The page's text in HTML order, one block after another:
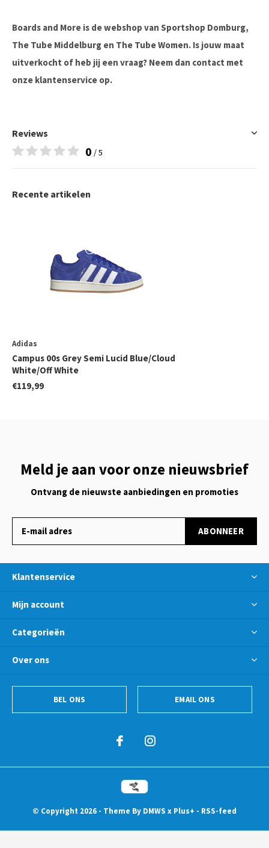
Boards and More is de webshop van Sportshop Domburg,
The Tube Middelburg en The Tube Women. Is jouw maat
uitverkocht of heb jij een vraag? Neem dan contact met
onze klantenservice op.
Reviews
0 / 5
Recente artikelen
Adidas
Campus 00s Grey Semi Lucid Blue/Cloud
White/Off White
€119,99
Meld je aan voor onze nieuwsbrief
Ontvang de nieuwste aanbiedingen en promoties
ABONNEER
Klantenservice
Mijn account
Categorieën
Over ons
BEL ONS EMAIL ONS
© Copyright 2026 - Theme By DMWS x Plus+ - RSS-feed